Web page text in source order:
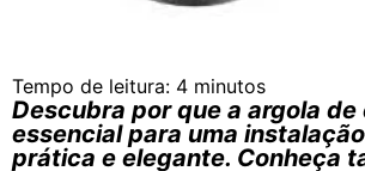
Tempo de leitura: 4 minutos
Descubra por que a argola
essencial para uma
prática e elegante. Conheça